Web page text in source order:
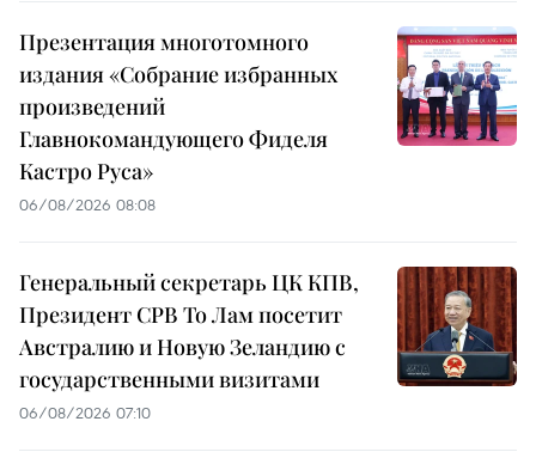
Презентация многотомного
издания «Собрание избранных
произведений
Главнокомандующего Фиделя
Кастро Руса»
06/08/2026 08:08
Генеральный секретарь ЦК КПВ,
Президент СРВ То Лам посетит
Австралию и Новую Зеландию с
государственными визитами
06/08/2026 07:10